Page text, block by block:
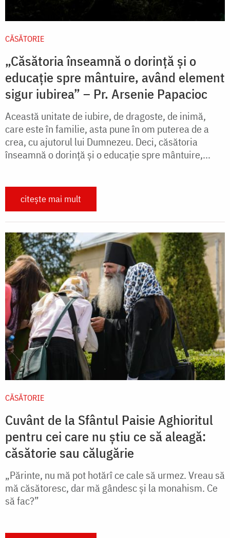
CĂSĂTORIE
„Căsătoria înseamnă o dorință și o
educație spre mântuire, având element
sigur iubirea” – Pr. Arsenie Papacioc
Această unitate de iubire, de dragoste, de inimă,
care este în familie, asta pune în om puterea de a
crea, cu ajutorul lui Dumnezeu. Deci, căsătoria
înseamnă o dorință și o educație spre mântuire,...
citește mai mult
CĂSĂTORIE
Cuvânt de la Sfântul Paisie Aghioritul
pentru cei care nu știu ce să aleagă:
căsătorie sau călugărie
„Părinte, nu mă pot hotărî ce cale să urmez. Vreau să
mă căsătoresc, dar mă gândesc și la monahism. Ce
să fac?”